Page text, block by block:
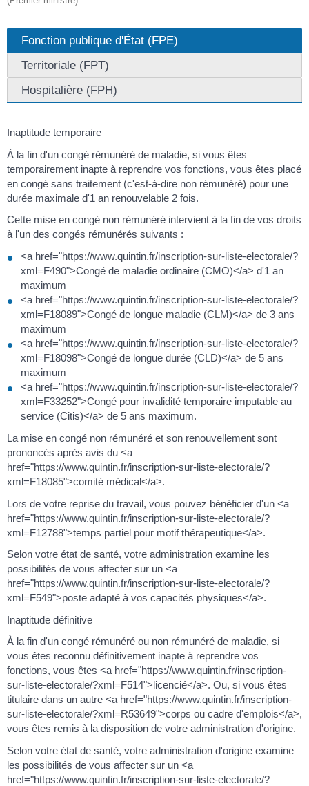
Fonction publique d'État (FPE)
Territoriale (FPT)
Hospitalière (FPH)
Inaptitude temporaire
À la fin d'un congé rémunéré de maladie, si vous êtes
temporairement inapte à reprendre vos fonctions, vous êtes placé
en congé sans traitement (c'est-à-dire non rémunéré) pour une
durée maximale d'1 an renouvelable 2 fois.
Cette mise en congé non rémunéré intervient à la fin de vos droits
à l'un des congés rémunérés suivants :
<a href="https://www.quintin.fr/inscription-sur-liste-electorale/?
xml=F490">Congé de maladie ordinaire (CMO)</a> d'1 an
maximum
<a href="https://www.quintin.fr/inscription-sur-liste-electorale/?
xml=F18089">Congé de longue maladie (CLM)</a> de 3 ans
maximum
<a href="https://www.quintin.fr/inscription-sur-liste-electorale/?
xml=F18098">Congé de longue durée (CLD)</a> de 5 ans
maximum
<a href="https://www.quintin.fr/inscription-sur-liste-electorale/?
xml=F33252">Congé pour invalidité temporaire imputable au
service (Citis)</a> de 5 ans maximum.
La mise en congé non rémunéré et son renouvellement sont
prononcés après avis du <a
href="https://www.quintin.fr/inscription-sur-liste-electorale/?
xml=F18085">comité médical</a>.
Lors de votre reprise du travail, vous pouvez bénéficier d'un <a
href="https://www.quintin.fr/inscription-sur-liste-electorale/?
xml=F12788">temps partiel pour motif thérapeutique</a>.
Selon votre état de santé, votre administration examine les
possibilités de vous affecter sur un <a
href="https://www.quintin.fr/inscription-sur-liste-electorale/?
xml=F549">poste adapté à vos capacités physiques</a>.
Inaptitude définitive
À la fin d'un congé rémunéré ou non rémunéré de maladie, si
vous êtes reconnu définitivement inapte à reprendre vos
fonctions, vous êtes <a href="https://www.quintin.fr/inscription-
sur-liste-electorale/?xml=F514">licencié</a>. Ou, si vous êtes
titulaire dans un autre <a href="https://www.quintin.fr/inscription-
sur-liste-electorale/?xml=R53649">corps ou cadre d'emplois</a>,
vous êtes remis à la disposition de votre administration d'origine.
Selon votre état de santé, votre administration d'origine examine
les possibilités de vous affecter sur un <a
href="https://www.quintin.fr/inscription-sur-liste-electorale/?